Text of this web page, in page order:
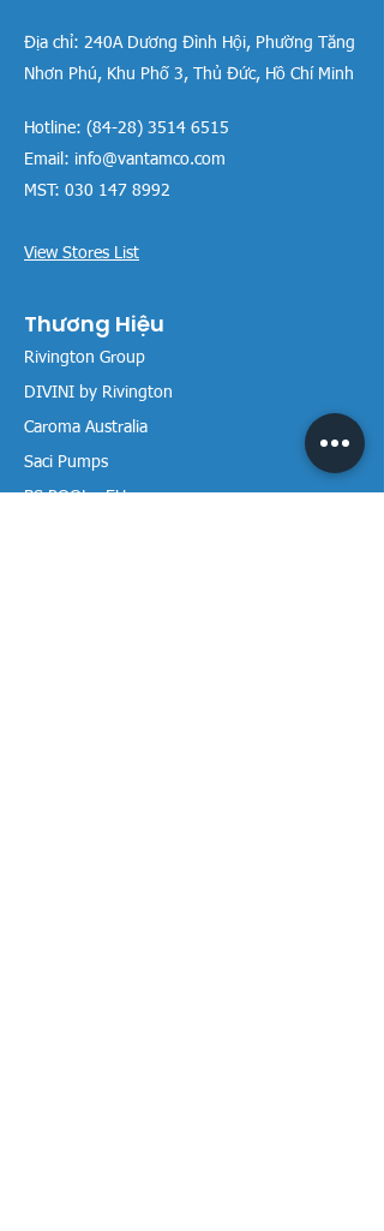
Địa chỉ: 240A Dương Đình Hội, Phường Tăng
Nhơn Phú, Khu Phố 3, Thủ Đức, Hồ Chí Minh
Hotline: (84-28) 3514 6515
Email: info@vantamco.com
MST: 030 147 8992
View Stores List
Thương Hiệu
Rivington Group
DIVINI by Rivington
Caroma Australia
Saci Pumps
BS POOL - EU